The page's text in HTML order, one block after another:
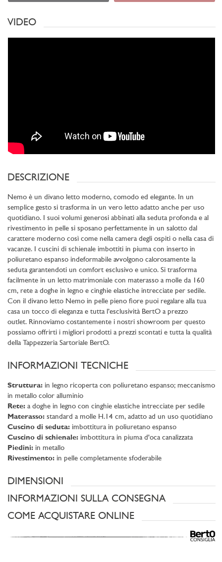
VIDEO
DESCRIZIONE
Nemo è un divano letto moderno, comodo ed elegante. In un
semplice gesto si trasforma in un vero letto adatto anche per uso
quotidiano. I suoi volumi generosi abbinati alla seduta profonda e al
rivestimento in pelle si sposano perfettamente in un salotto dal
carattere moderno così come nella camera degli ospiti o nella casa di
vacanze. I cuscini di schienale imbottiti in piuma con inserto in
poliuretano espanso indeformabile avvolgono calorosamente la
seduta garantendoti un comfort esclusivo e unico. Si trasforma
facilmente in un letto matrimoniale con materasso a molle da 160
cm, rete a doghe in legno e cinghie elastiche intrecciate per sedile.
Con il divano letto Nemo in pelle pieno fiore puoi regalare alla tua
casa un tocco di eleganza e tutta l’esclusività BertO a prezzo
outlet. Rinnoviamo costantemente i nostri showroom per questo
possiamo offrirti i migliori prodotti a prezzi scontati e tutta la qualità
della Tappezzeria Sartoriale BertO.
INFORMAZIONI TECNICHE
Struttura: in legno ricoperta con poliuretano espanso; meccanismo
in metallo color alluminio
Rete: a doghe in legno con cinghie elastiche intrecciate per sedile
Materasso: standard a molle H.14 cm, adatto ad un uso quotidiano
Cuscino di seduta: imbottitura in poliuretano espanso
Cuscino di schienale: imbottitura in piuma d'oca canalizzata
Piedini: in metallo
Rivestimento: in pelle completamente sfoderabile
DIMENSIONI
INFORMAZIONI SULLA CONSEGNA
COME ACQUISTARE ONLINE